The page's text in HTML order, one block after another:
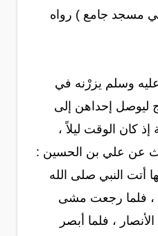
مسجد جامع ) رواه
وسلم يزرْنه في
ليوصل إحداهن إلى
كان الوقت ليلاً ،
عن علي بن الحسين :
أتت النبي صلى الله
، فلما رجعت مشى
، فلما أبصر